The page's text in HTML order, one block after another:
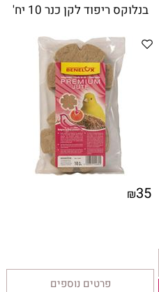
בנלוקס ריפוד לקן כנר 10 יח'
₪35
פרטים נוספים